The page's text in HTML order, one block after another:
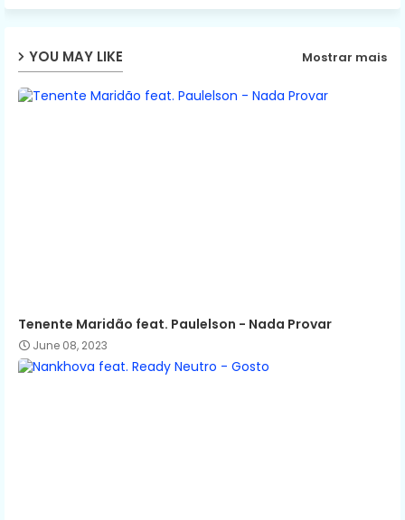
YOU MAY LIKE Mostrar mais
Tenente Maridão feat. Paulelson - Nada Provar
June 08, 2023